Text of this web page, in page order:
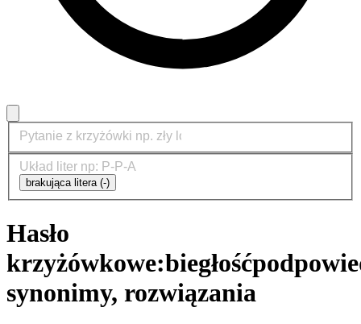
brakująca litera (-)
Hasło
krzyżówkowe:biegłość
synonimy, rozwiązania